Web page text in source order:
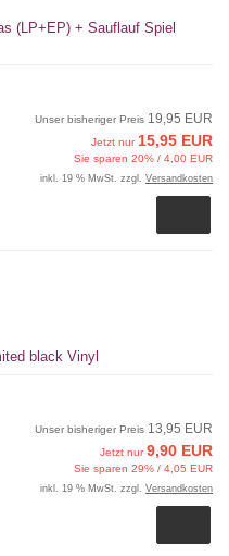
(LP+EP) + Sauflauf Spiel
Unser bisheriger Preis 19,95 EUR
Jetzt nur15,95 EUR
Sie sparen 20% / 4,00 EUR
inkl. 19 % MwSt. zzgl. Versandkosten
black Vinyl
Unser bisheriger Preis 13,95 EUR
Jetzt nur9,90 EUR
Sie sparen 29% / 4,05 EUR
inkl. 19 % MwSt. zzgl. Versandkosten